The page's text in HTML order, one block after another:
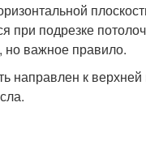
подрезке
но важное правило.
направлен к верхней